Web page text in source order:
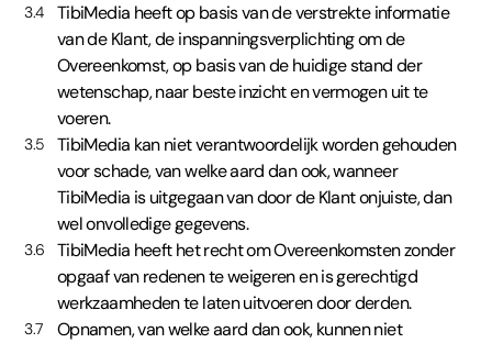
3.4
TibiMedia heeft op basis van de verstrekte informatie
van de Klant, de inspanningsverplichting om de
Overeenkomst, op basis van de huidige stand der
wetenschap, naar beste inzicht en vermogen uit te
voeren.
3.5
TibiMedia kan niet verantwoordelijk worden gehouden
voor schade, van welke aard dan ook, wanneer
TibiMedia is uitgegaan van door de Klant onjuiste, dan
wel onvolledige gegevens.
3.6
TibiMedia heeft het recht om Overeenkomsten zonder
opgaaf van redenen te weigeren en is gerechtigd
werkzaamheden te laten uitvoeren door derden.
3.7
Opnamen, van welke aard dan ook, kunnen niet